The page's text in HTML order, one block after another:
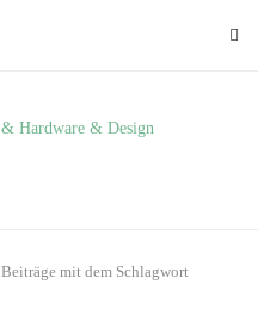
Beiträge mit dem Schlagwort